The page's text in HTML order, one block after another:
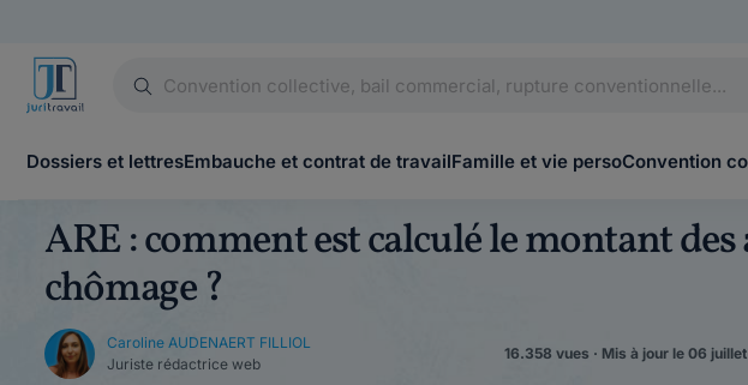
Dossiers et lettresEmbauche et contrat de travailFamille et vie persoConvention
ARE : comment est calculé le montant
chômage ?
Caroline AUDENAERT FILLIOL
Juriste rédactrice web
16.358 vues · Mis à jour le 06